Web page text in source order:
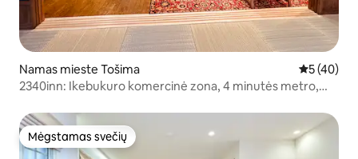
Namas mieste Tošima Vidutinis
5 (40)
2340inn: Ikebukuro komercinė zona, 4 minutės metro,
japoniškas tatamis + svetainė, 2 vonios kambariai
Mėgstamas svečių
Mėgstamas svečių